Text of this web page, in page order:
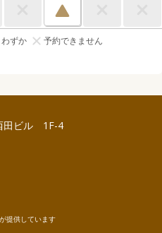
ずか 予約できません
田ビル 1F-4
が提供しています